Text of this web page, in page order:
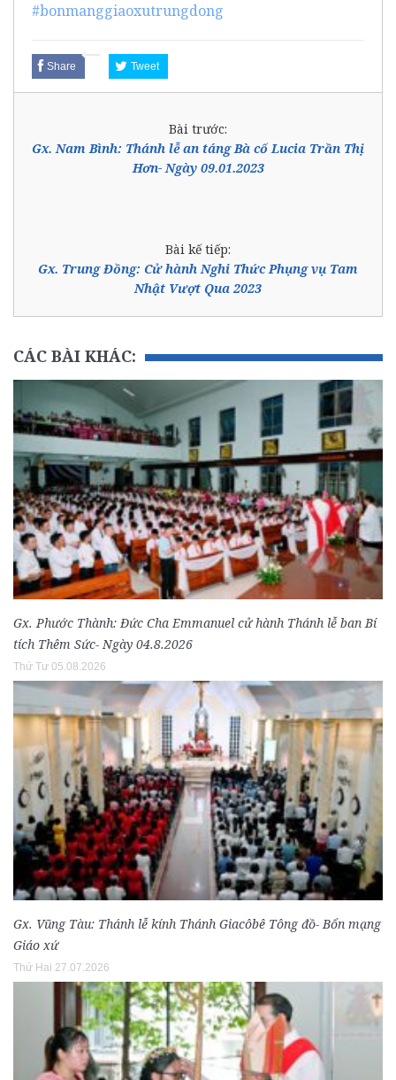
#bonmanggiaoxutrungdong
Share Tweet
Bài trước:
Gx. Nam Bình: Thánh lễ an táng Bà cố Lucia Trần Thị
Hơn- Ngày 09.01.2023
Bài kế tiếp:
Gx. Trung Đồng: Cử hành Nghi Thức Phụng vụ Tam
Nhật Vượt Qua 2023
CÁC BÀI KHÁC:
Gx. Phước Thành: Đức Cha Emmanuel cử hành Thánh lễ ban Bí
tích Thêm Sức- Ngày 04.8.2026
Thứ Tư 05.08.2026
Gx. Vũng Tàu: Thánh lễ kính Thánh Giacôbê Tông đồ- Bổn mạng
Giáo xứ
Thứ Hai 27.07.2026